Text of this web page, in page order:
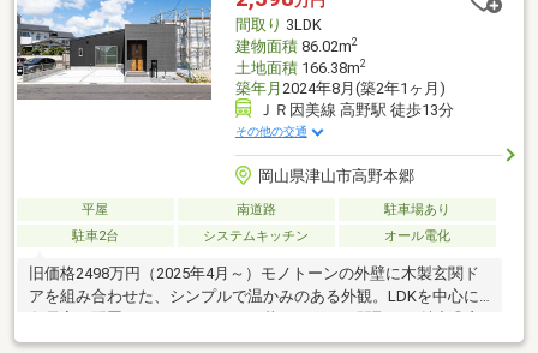
（車3分）
間取り 3LDK
建物面積86.02m2
土地面積166.38m2
築年月 2024年8月(築2年1ヶ月)
ＪＲ因美線 高野駅 徒歩13分
その他の交通
岡山県津山市高野本郷
平屋 南道路
駐車場あり
駐車2台
システムキッチン オール電化
旧価格2498万円（2025年4月～）モノトーンの外壁に木製玄関ド
アを組み合わせた、シンプルで温かみのある外観。LDKを中心に
関にはシューズクロークを設け、靴や外出用品もすっきり収納。